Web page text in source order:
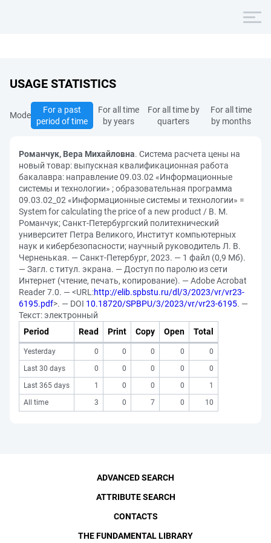
USAGE STATISTICS
Mode
For a past
period of time
For all time
by years
For all time by
quarters
For all time
by months
Романчук, Вера Михайловна. Система расчета цены на
новый товар: выпускная квалификационная работа
бакалавра: направление 09.03.02 «Информационные
системы и технологии» ; образовательная программа
09.03.02_02 «Информационные системы и технологии» =
System for calculating the price of a new product / В. М.
Романчук; Санкт-Петербургский политехнический
университет Петра Великого, Институт компьютерных
наук и кибербезопасности; научный руководитель Л. В.
Черненькая. — Санкт-Петербург, 2023. — 1 файл (0,9 Мб).
— Загл. с титул. экрана. — Доступ по паролю из сети
Интернет (чтение, печать, копирование). — Adobe Acrobat
Reader 7.0. — <URL:http://elib.spbstu.ru/dl/3/2023/vr/vr23-
6195.pdf>. — DOI 10.18720/SPBPU/3/2023/vr/vr23-6195. —
Текст: электронный
Period
Read Print Copy Open Total
Yesterday 0 0 0 0
0
Last 30 days
0 0 0 0
0
Last 365 days
1 0 0 0
1
All time
3 0 7 0 10
ADVANCED SEARCH
ATTRIBUTE SEARCH
CONTACTS
THE FUNDAMENTAL LIBRARY